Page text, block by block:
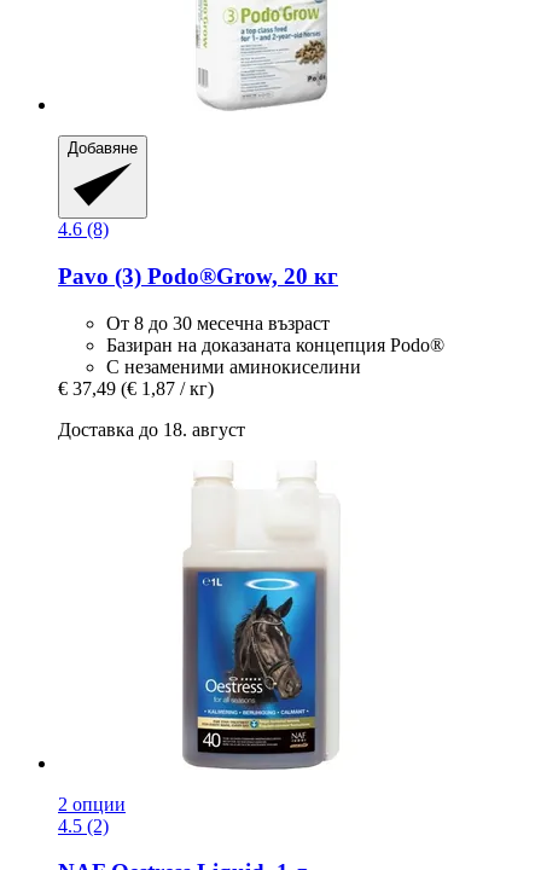
Добавяне
4.6 (8)
Pavo (3) Podo®Grow, 20 кг
От 8 до 30 месечна възраст
Базиран на доказаната концепция Podo®
С незаменими аминокиселини
€ 37,49 (€ 1,87 / кг)
Доставка до 18. август
2 опции
4.5 (2)